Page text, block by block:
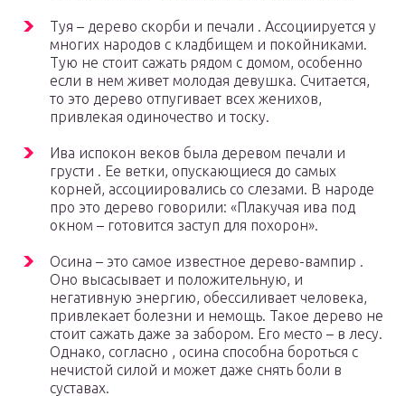
Туя – дерево скорби и печали . Ассоциируется у
многих народов с кладбищем и покойниками.
Тую не стоит сажать рядом с домом, особенно
если в нем живет молодая девушка. Считается,
то это дерево отпугивает всех женихов,
привлекая одиночество и тоску.
Ива испокон веков была деревом печали и
грусти . Ее ветки, опускающиеся до самых
корней, ассоциировались со слезами. В народе
про это дерево говорили: «Плакучая ива под
окном – готовится заступ для похорон».
Осина – это самое известное дерево-вампир .
Оно высасывает и положительную, и
негативную энергию, обессиливает человека,
привлекает болезни и немощь. Такое дерево не
стоит сажать даже за забором. Его место – в лесу.
Однако, согласно , осина способна бороться с
нечистой силой и может даже снять боли в
суставах.